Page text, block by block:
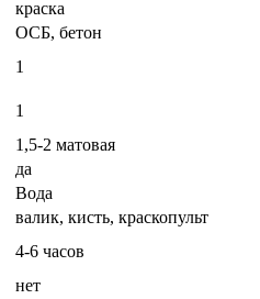
краска
ОСБ, бетон
1
1
1,5-2 матовая
да
Вода
валик, кисть, краскопульт
4-6 часов
нет